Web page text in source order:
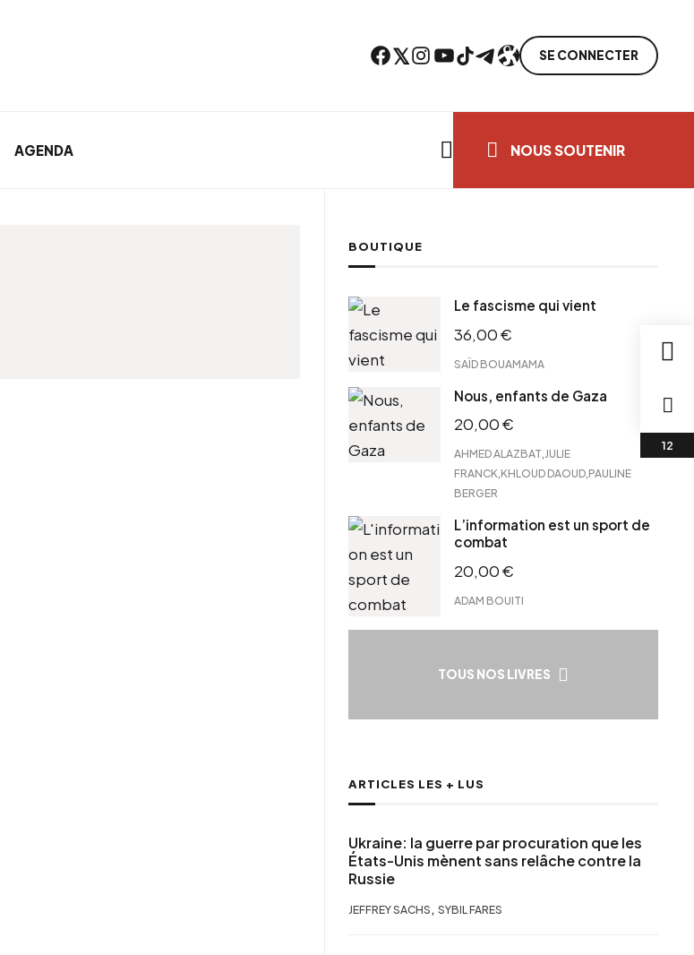
Facebook Twitter Instagram YouTube TikTok TelegramLien SE CONNECTER
AGENDA NOUS SOUTENIR
BOUTIQUE
Le fascisme qui vient
36,00€
SAÏD BOUAMAMA
Nous, enfants de Gaza
20,00€
AHMED ALAZBAT JULIE
FRANCK KHLOUD DAOUD PAULINE
BERGER
L’information est un sport de
combat
20,00€
ADAM BOUITI
TOUS NOS LIVRES
ARTICLES LES + LUS
Ukraine: la guerre par procuration que les
États-Unis mènent sans relâche contre la
Russie
JEFFREY SACHS , SYBIL FARES